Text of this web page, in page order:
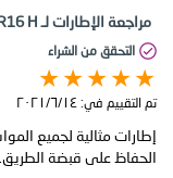
مراجعة الإطارات لـ Michelin PRIMACY SUV 275/70 R16 H
التحقق من الشراء
تم التقييم في: ١٤‏/٦‏/٢٠٢١
إطارات مثالية لجميع
الحفاظ على قبضة الطريق.